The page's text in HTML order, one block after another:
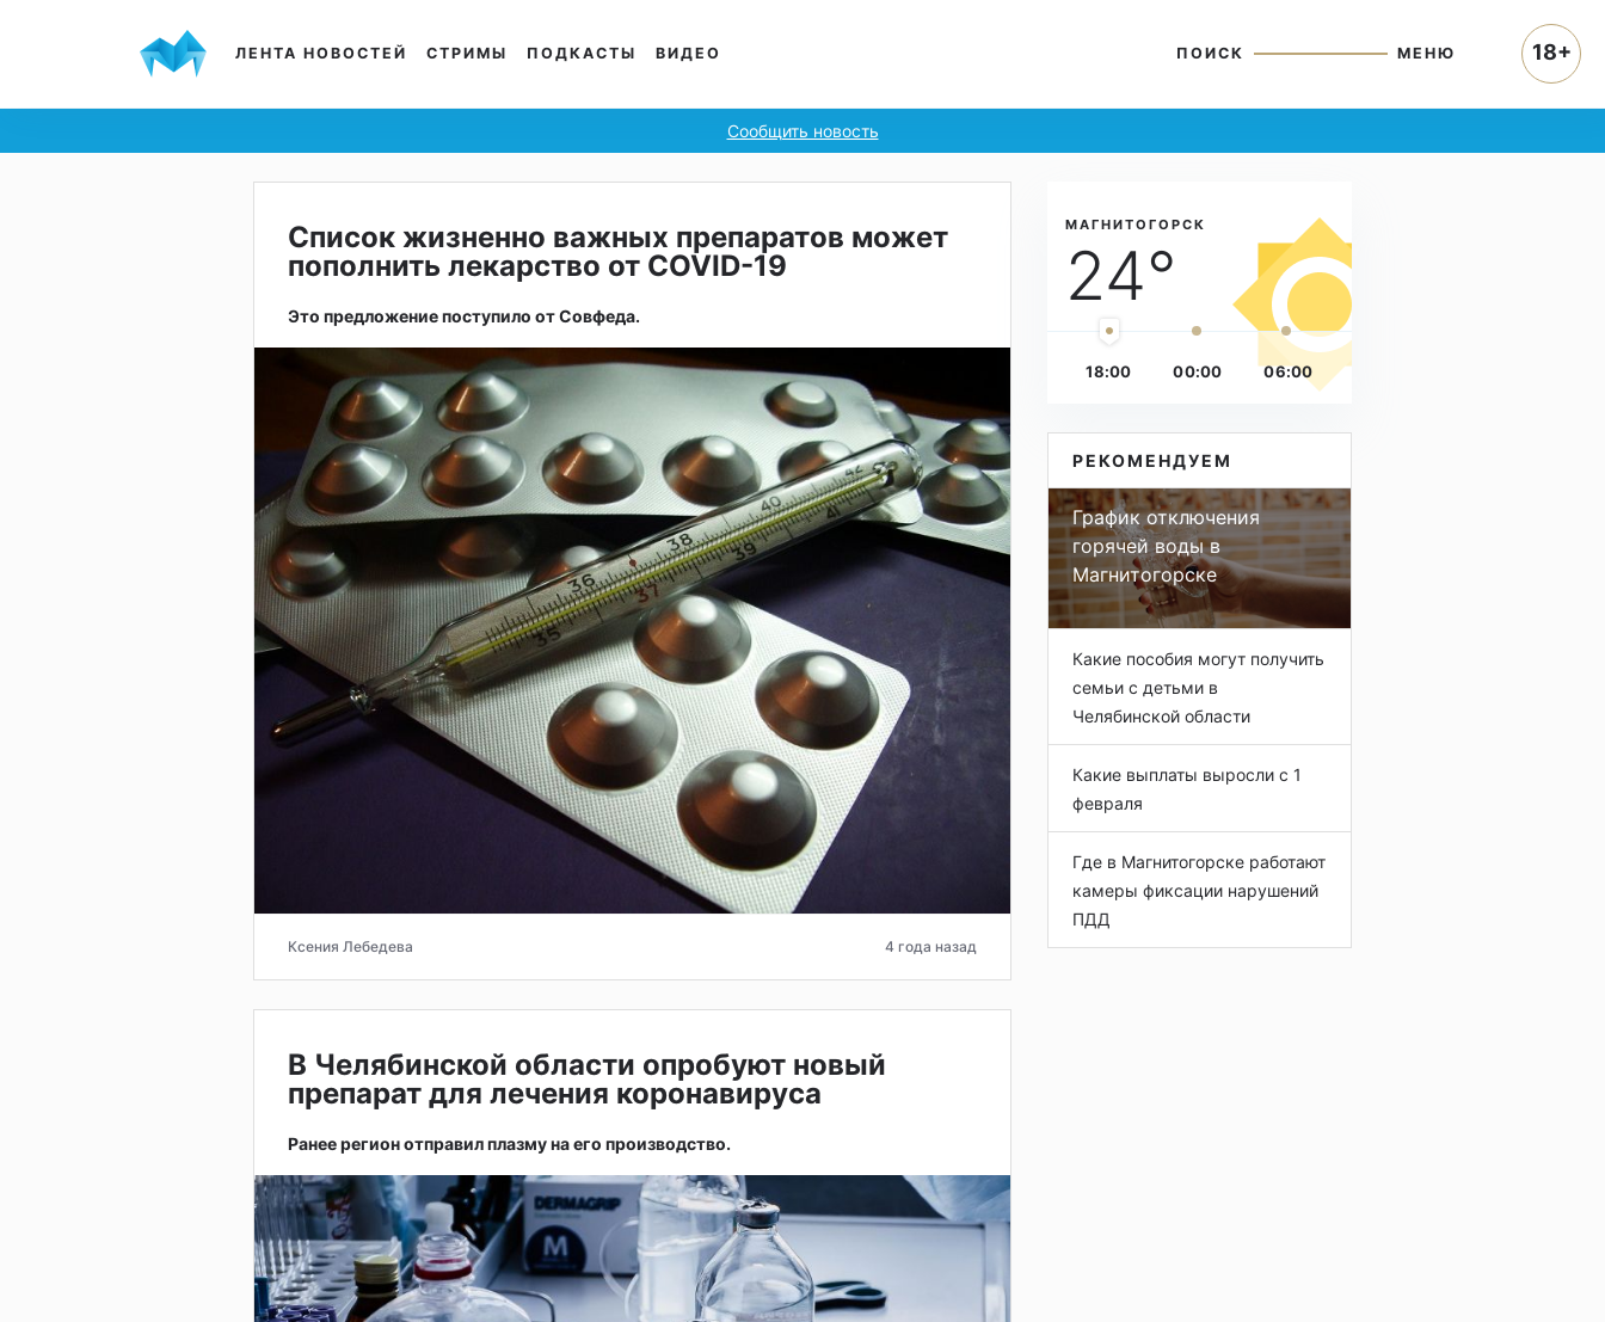
ЛЕНТА НОВОСТЕЙ СТРИМЫ ПОДКАСТЫ ВИДЕО ПОИСК МЕНЮ
Сообщить новость
Список жизненно важных препаратов может
пополнить лекарство от COVID-19
Это предложение поступило от Совфеда.
Ксения Лебедева 4 года назад
В Челябинской области опробуют новый
препарат для лечения коронавируса
Ранее регион отправил плазму на его производство.
МАГНИТОГОРСК
24°
18:00 00:00 06:00
РЕКОМЕНДУЕМ
График отключения
горячей воды в
Магнитогорске
Какие пособия могут получить
семьи с детьми в
Челябинской области
Какие выплаты выросли с 1
февраля
Где в Магнитогорске работают
камеры фиксации нарушений
ПДД
18+